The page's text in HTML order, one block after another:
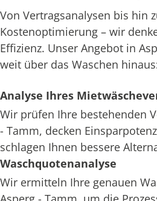
Von Vertragsanalysen bis hin
Kostenoptimierung – wir
Effizienz. Unser Angebot in
weit über das Waschen
Analyse Ihres
Wir prüfen Ihre bestehenden
- Tamm, decken
schlagen Ihnen bessere
Waschquotenanalyse
Wir ermitteln Ihre genauen